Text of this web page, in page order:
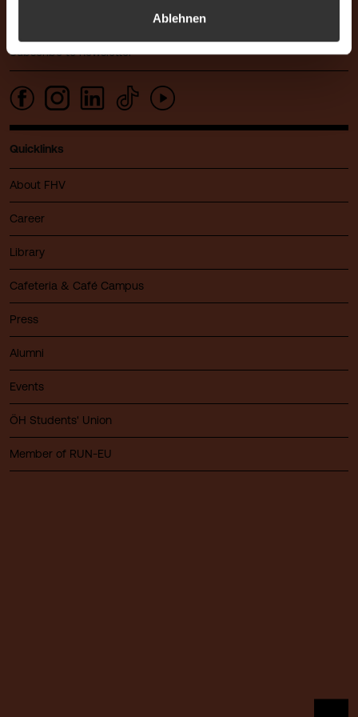
Ablehnen
Subscribe to newsletter
Quicklinks
About FHV
Career
Library
Cafeteria & Café Campus
Press
Alumni
Events
ÖH Students' Union
Member of RUN-EU